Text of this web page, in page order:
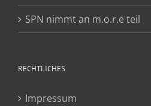
SPN nimmt an m.o.r.e teil
RECHTLICHES
Impressum